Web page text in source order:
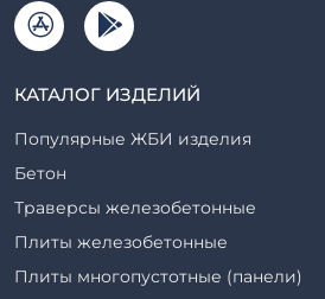
КАТАЛОГ ИЗДЕЛИЙ
Популярные ЖБИ изделия
Бетон
Траверсы железобетонные
Плиты железобетонные
Плиты многопустотные (панели)